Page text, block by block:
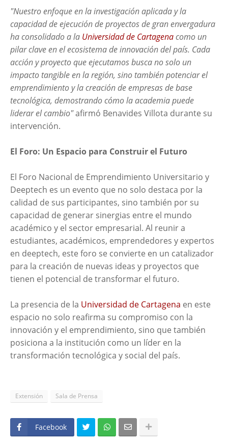
"Nuestro enfoque en la investigación aplicada y la
capacidad de ejecución de proyectos de gran envergadura
ha consolidado a la Universidad de Cartagenacomo un
pilar clave en el ecosistema de innovación del país. Cada
acción y proyecto que ejecutamos busca no solo un
impacto tangible en la región, sino también potenciar el
emprendimiento y la creación de empresas de base
tecnológica, demostrando cómo la academia puede
liderar el cambio"afirmó Benavides Villota durante su
intervención.
El Foro: Un Espacio para Construir el Futuro
El Foro Nacional de Emprendimiento Universitario y
Deeptech es un evento que no solo destaca por la
calidad de sus participantes, sino también por su
capacidad de generar sinergias entre el mundo
académico y el sector empresarial. Al reunir a
estudiantes, académicos, emprendedores y expertos
en deeptech, este foro se convierte en un catalizador
para la creación de nuevas ideas y proyectos que
tienen el potencial de transformar el futuro.
La presencia de la Universidad de Cartagena en este
espacio no solo reafirma su compromiso con la
innovación y el emprendimiento, sino que también
posiciona a la institución como un líder en la
transformación tecnológica y social del país.
Extensión Sala de Prensa
Facebook